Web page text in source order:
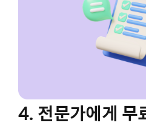
4. 전문가에게 무